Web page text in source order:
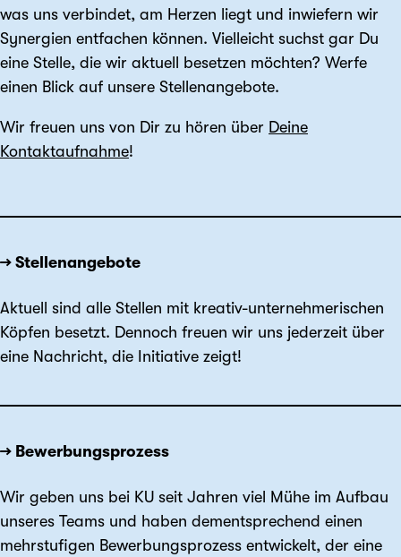
was uns verbindet, am Herzen liegt und inwiefern wir
Synergien entfachen können. Vielleicht suchst gar Du
eine Stelle, die wir aktuell besetzen möchten? Werfe
einen Blick auf unsere Stellenangebote.
Wir freuen uns von Dir zu hören über Deine
Kontaktaufnahme!
→ Stellenangebote
Aktuell sind alle Stellen mit kreativ-unternehmerischen
Köpfen besetzt. Dennoch freuen wir uns jederzeit über
eine Nachricht, die Initiative zeigt!
→ Bewerbungsprozess
Wir geben uns bei KU seit Jahren viel Mühe im Aufbau
unseres Teams und haben dem­entsprechend einen
mehr­stufigen Bewerbungs­prozess entwickelt, der eine